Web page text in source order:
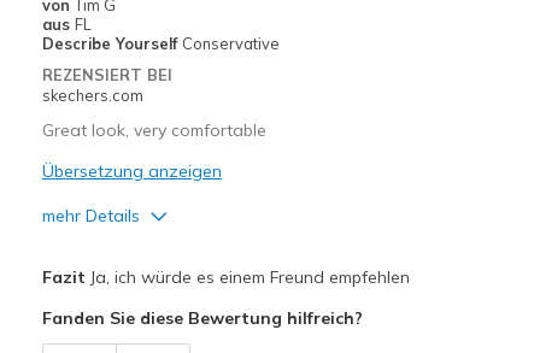
von
Tim G
aus FL
Describe Yourself Conservative
REZENSIERT BEI
skechers.com
Great look, very comfortable
Übersetzung anzeigen
mehr Details
Comfortable
Fazit Ja, ich würde es einem Freund empfehlen
Fanden Sie diese Bewertung hilfreich?